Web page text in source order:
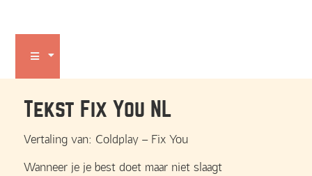
Tekst Fix You NL
Vertaling van: Coldplay – Fix You
Wanneer je je best doet maar niet slaagt